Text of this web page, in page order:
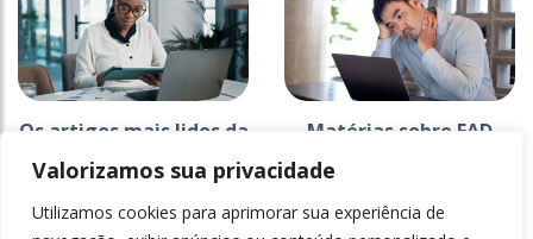
Valorizamos sua privacidade
Utilizamos cookies para aprimorar sua experiência de
Os artigos mais lidos da
+ Mais Informações
Matérias sobre EAD
mais lidas do ano; veja